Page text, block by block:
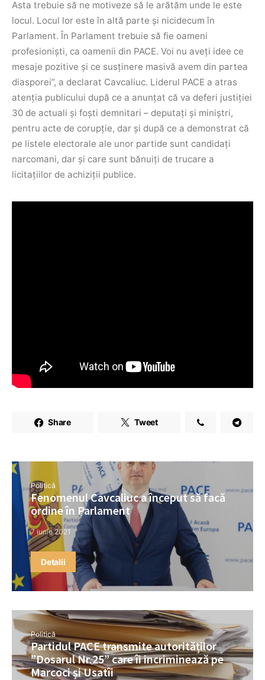
Asta trebuie să ne motiveze să le arătăm unde le este
locul. Locul lor este în altă parte și nicidecum în
Parlament. În Parlament trebuie să fie oameni
profesioniști, ca oamenii din PACE. Voi nu aveți idee ce
mesaje pozitive și ce susținere masivă avem din partea
diasporei”, a declarat Cavcaliuc. Liderul PACE a atras
atenția publicului după ce a anunțat că va deferi justiției
30 de actuali și foști demnitari – deputați și miniștri,
pentru acte de corupție, dar și după ce a demonstrat că
pe listele electorale ale unor partide sunt candidați
narcomani, dar și care sunt bănuiți de trucare a
licitațiilor de achiziții publice.
Share Tweet
Politică
Fenomenul Cavcaliuc a început să facă
ordine în Parlament
7 iunie 2021
Detalii
Politică
Partidul PACE transmite autorităților
”Dosarul Nr.25” care îi incriminează pe
Marcoci și Usatîi